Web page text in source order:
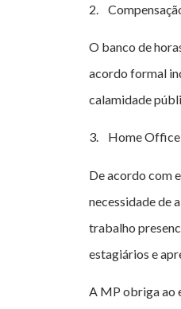
2.
O banco de
acordo formal
calamidade
3. Home Office
De acordo com
necessidade de
trabalho
estagiários e
A MP obriga ao